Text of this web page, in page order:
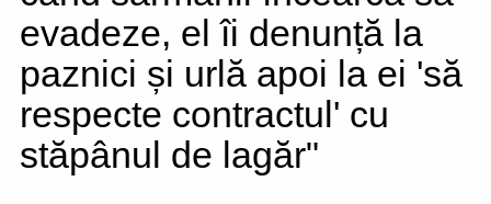
evadeze, el îi denunță la
paznici și urlă apoi la ei 'să
respecte contractul' cu
stăpânul de lagăr"